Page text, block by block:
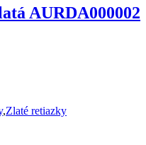
AURDA000002
,Zlaté retiazky